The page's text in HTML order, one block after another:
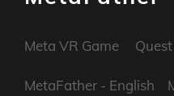
Meta VR Game
MetaFather- English